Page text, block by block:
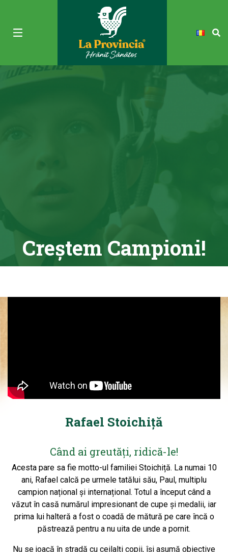
Creștem Campioni!
Rafael Stoichiță
Când ai greutăți, ridică-le!
Acesta pare sa fie motto-ul familiei Stoichiță. La numai 10
ani, Rafael calcă pe urmele tatălui său, Paul, multiplu
campion național și internațional. Totul a început când a
văzut în casă numărul impresionant de cupe și medalii, iar
prima lui halteră a fost o coadă de mătură pe care încă o
păstrează pentru a nu uita de unde a pornit.
Nu se joacă în stradă cu ceilalți copii, își asumă obiective